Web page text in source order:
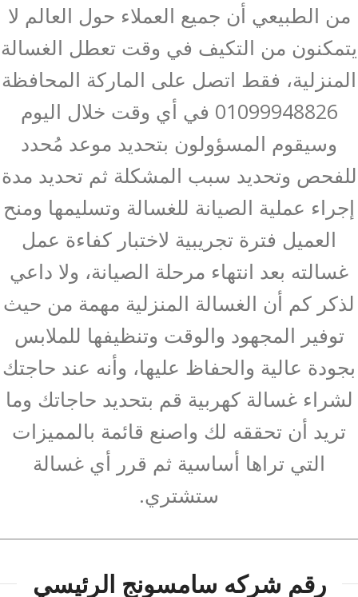
من الطبيعي أن جميع العملاء حول العالم لا
يتمكنون من التكيف في وقت تعطل الغسالة
المنزلية، فقط اتصل على الماركة المحافظة
01099948826 في أي وقت خلال اليوم
وسيقوم المسؤولون بتحديد موعد مُحدد
للفحص وتحديد سبب المشكلة ثم تحديد مدة
إجراء عملية الصيانة للغسالة وتسليمها ومنح
العميل فترة تجريبية لاختبار كفاءة عمل
غسالته بعد انتهاء مرحلة الصيانة، ولا داعي
لذكر كم أن الغسالة المنزلية مهمة من حيث
توفير المجهود والوقت وتنظيفها للملابس
بجودة عالية والحفاظ عليها، وأنه عند حاجتك
لشراء غسالة كهربية قم بتحديد حاجاتك وما
تريد أن تحققه لك واصنع قائمة بالمميزات
التي تراها أساسية ثم قرر أي غسالة
ستشتري.
رقم شركه سامسونج الرئيسي